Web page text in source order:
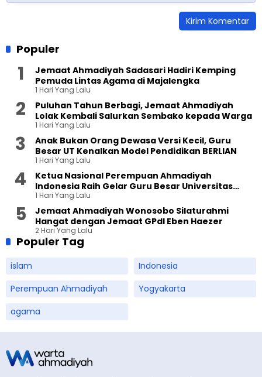
Populer
Jemaat Ahmadiyah Sadasari Hadiri Kemping
Pemuda Lintas Agama di Majalengka
1 Hari Yang Lalu
Puluhan Tahun Berbagi, Jemaat Ahmadiyah
Lolak Kembali Salurkan Sembako kepada Warga
1 Hari Yang Lalu
Anak Bukan Orang Dewasa Versi Kecil, Guru
Besar UT Kenalkan Model Pendidikan BERLIAN
1 Hari Yang Lalu
Ketua Nasional Perempuan Ahmadiyah
Indonesia Raih Gelar Guru Besar Universitas
Terbuka
1 Hari Yang Lalu
Jemaat Ahmadiyah Wonosobo Silaturahmi
Hangat dengan Jemaat GPdI Eben Haezer
2 Hari Yang Lalu
Populer Tag
islam
Indonesia
Perempuan Ahmadiyah
Yogyakarta
agama